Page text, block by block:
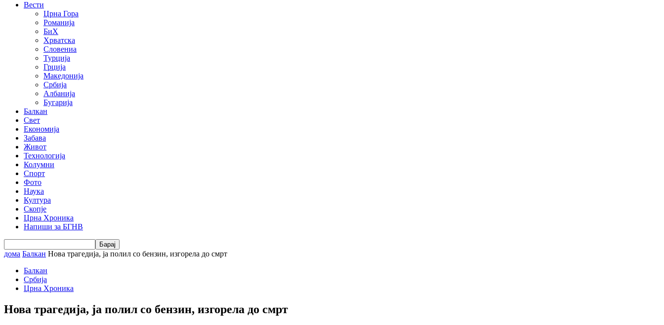
Вести
Црна Гора
Романија
БиХ
Хрватска
Словениа
Турција
Грција
Македонија
Србија
Албанија
Бугарија
Балкан
Свет
Економија
Забава
Живот
Технологија
Колумни
Спорт
Фото
Наука
Култура
Скопје
Црна Хроника
Напиши за БГНВ
дома Балкан Нова трагедија, ја полил со бензин, изгорела до смрт
Балкан
Србија
Црна Хроника
Нова трагедија, ја полил со бензин, изгорела до смрт